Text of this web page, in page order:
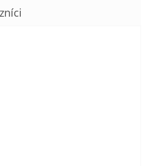
je 5 z 5 hvězdiček.
je 5 z 5 hvězdiček.